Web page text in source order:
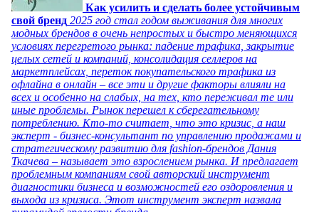
Как усилить и сделать более устойчивым
свой бренд 2025 год стал годом выживания для многих
модных брендов в очень непростых и быстро меняющихся
условиях перегретого рынка: падение трафика, закрытие
целых сетей и компаний, консолидация селлеров на
маркетплейсах, переток покупательского трафика из
офлайна в онлайн – все эти и другие факторы влияли на
всех и особенно на слабых, на тех, кто переживал те или
иные проблемы. Рынок перешел к сберегательному
потреблению. Кто-то считает, что это кризис, а наш
эксперт - бизнес-консультант по управлению продажами и
стратегическому развитию для fashion-брендов Дания
Ткачева – называет это взрослением рынка. И предлагает
проблемным компаниям свой авторский инструмент
диагностики бизнеса и возможностей его оздоровления и
выхода из кризиса. Этот инструмент эксперт назвала